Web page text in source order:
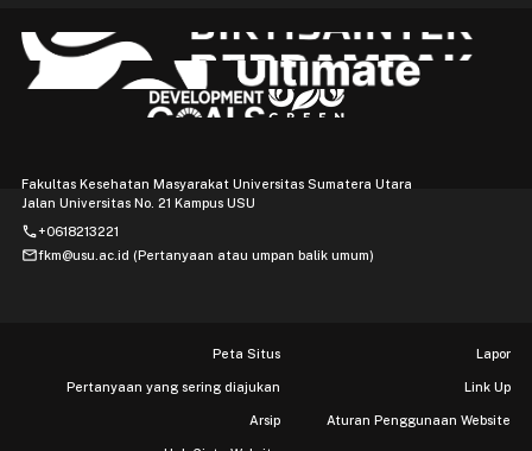
Fakultas Kesehatan Masyarakat Universitas Sumatera Utara
Jalan Universitas No. 21 Kampus USU
phone+0618213221
mailfkm@usu.ac.id (Pertanyaan atau umpan balik umum)
Peta Situs Lapor
Pertanyaan yang sering diajukan Link Up
Arsip Aturan Penggunaan Website